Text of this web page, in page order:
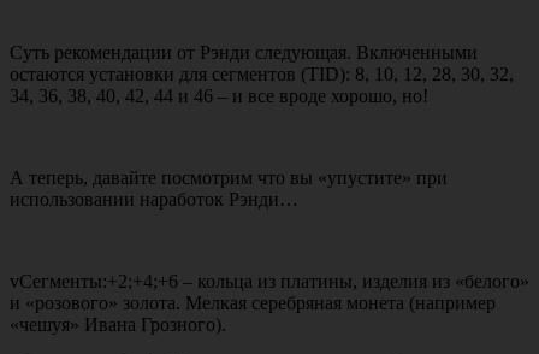
Суть рекомендации от Рэнди следующая. Включенными
остаются установки для сегментов (TID): 8, 10, 12, 28, 30, 32,
34, 36, 38, 40, 42, 44 и 46 – и все вроде хорошо, но!
А теперь, давайте посмотрим что вы «упустите» при
использовании наработок Рэнди…
vСегменты:+2;+4;+6 – кольца из платины, изделия из «белого»
и «розового» золота. Мелкая серебряная монета (например
«чешуя» Ивана Грозного).